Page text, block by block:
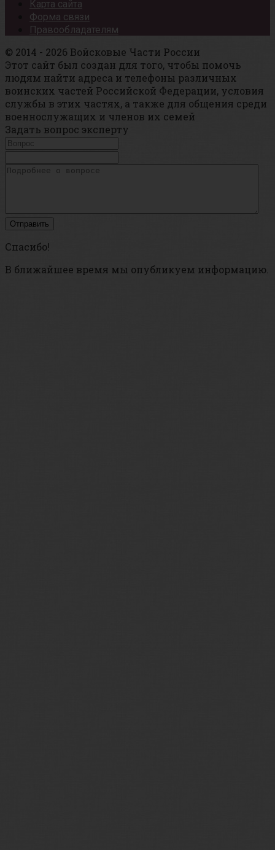
Карта сайта
Форма связи
Правообладателям
© 2014 - 2026 Войсковые Части России
Этот сайт был создан для того, чтобы помочь
людям найти адреса и телефоны различных
воинских частей Российской Федерации, условия
службы в этих частях, а также для общения среди
военнослужащих и членов их семей
Задать вопрос эксперту
Спасибо!
В ближайшее время мы опубликуем информацию.